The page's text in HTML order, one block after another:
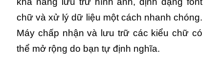
chữ và xử lý dữ liệu một cách nhanh chóng.
Máy chấp nhận và lưu trữ các kiểu chữ có
thể mở rộng do bạn tự định nghĩa.